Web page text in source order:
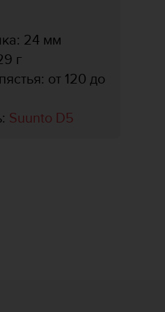
24 мм
г
от 120 до
Suunto D5